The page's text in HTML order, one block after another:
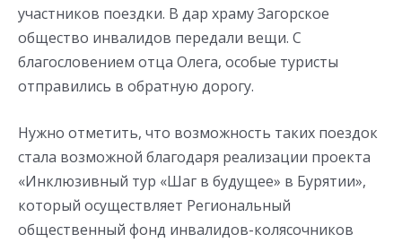
участников поездки. В дар храму Загорское
общество инвалидов передали вещи. С
благословением отца Олега, особые туристы
отправились в обратную дорогу.
Нужно отметить, что возможность таких поездок
стала возможной благодаря реализации проекта
«Инклюзивный тур «Шаг в будущее» в Бурятии»,
который осуществляет Региональный
общественный фонд инвалидов-колясочников